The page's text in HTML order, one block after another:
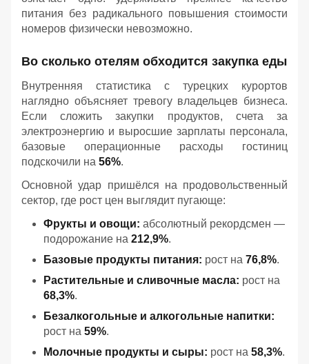
питания без радикального повышения стоимости
номеров физически невозможно.
Во сколько отелям обходится закупка еды
Внутренняя статистика с турецких курортов
наглядно объясняет тревогу владельцев бизнеса.
Если сложить закупки продуктов, счета за
электроэнергию и выросшие зарплаты персонала,
базовые операционные расходы гостиниц
подскочили на 56%.
Основной удар пришёлся на продовольственный
сектор, где рост цен выглядит пугающе:
Фрукты и овощи: абсолютный рекордсмен —
подорожание на 212,9%.
Базовые продукты питания: рост на 76,8%.
Растительные и сливочные масла: рост на
68,3%.
Безалкогольные и алкогольные напитки:
рост на 59%.
Молочные продукты и сыры: рост на 58,3%.